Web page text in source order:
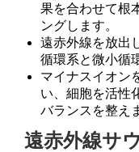
果を合わせて根
ングします。
遠赤外線を放出
循環系と微小循
マイナスイオン
い、細胞を活性
バランスを整え
遠赤外線サ